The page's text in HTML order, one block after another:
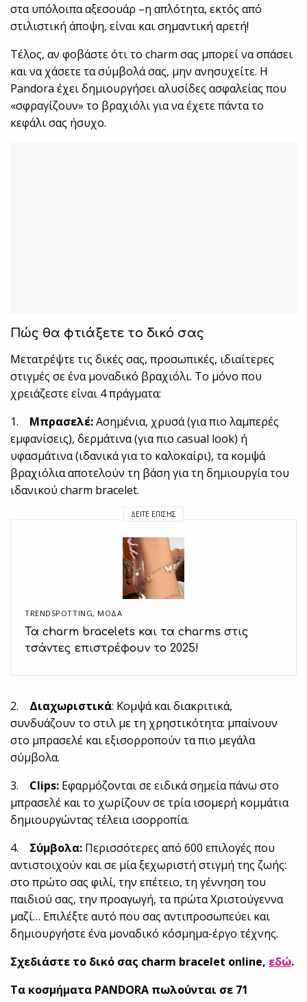
στα υπόλοιπα αξεσουάρ –η απλότητα, εκτός από
στιλιστική άποψη, είναι και σημαντική αρετή!
Τέλος, αν φοβάστε ότι το charm σας μπορεί να σπάσει
και να χάσετε τα σύμβολά σας, μην ανησυχείτε. Η
Pandora έχει δημιουργήσει αλυσίδες ασφαλείας που
«σφραγίζουν» το βραχιόλι για να έχετε πάντα το
κεφάλι σας ήσυχο.
Πώς θα φτιάξετε το δικό σας
Μετατρέψτε τις δικές σας, προσωπικές, ιδιαίτερες
στιγμές σε ένα μοναδικό βραχιόλι. Το μόνο που
χρειάζεστε είναι 4 πράγματα:
1. Μπρασελέ:Ασημένια, χρυσά (για πιο λαμπερές
εμφανίσεις), δερμάτινα (για πιο casual look) ή
υφασμάτινα (ιδανικά για το καλοκαίρι), τα κομψά
βραχιόλια αποτελούν τη βάση για τη δημιουργία του
ιδανικού charm bracelet.
ΔΕΊΤΕ ΕΠΊΣΗΣ
TRENDSPOTTING, ΜΟΔΑ
Τα charm bracelets και τα charms στις
τσάντες επιστρέφουν το 2025!
2. Διαχωριστικά: Κομψά και διακριτικά,
συνδυάζουν το στιλ με τη χρηστικότητα: μπαίνουν
στο μπρασελέ και εξισορροπούν τα πιο μεγάλα
σύμβολα.
3. Clips: Εφαρμόζονται σε ειδικά σημεία πάνω στο
μπρασελέ και το χωρίζουν σε τρία ισομερή κομμάτια
δημιουργώντας τέλεια ισορροπία.
4. Σύμβολα: Περισσότερες από 600 επιλογές που
αντιστοιχούν και σε μία ξεχωριστή στιγμή της ζωής:
στο πρώτο σας φιλί, την επέτειο, τη γέννηση του
παιδιού σας, την προαγωγή, τα πρώτα Χριστούγεννα
μαζί… Επιλέξτε αυτό που σας αντιπροσωπεύει και
δημιουργήστε ένα μοναδικό κόσμημα-έργο τέχνης.
Σχεδιάστε το δικό σας charm bracelet online, εδώ.
Τα κοσμήματα PANDORA πωλούνται σε 71